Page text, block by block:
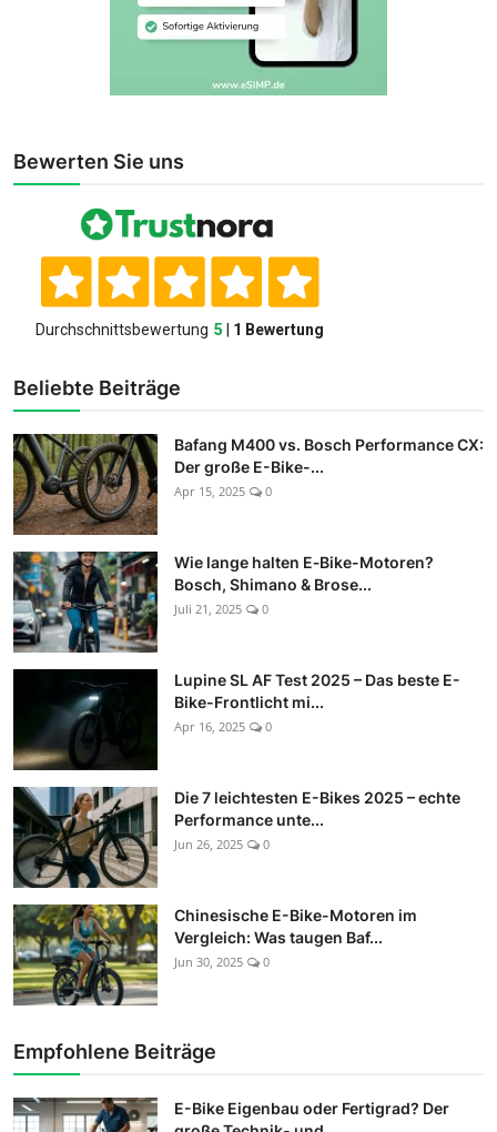
Bewerten Sie uns
Beliebte Beiträge
Bafang M400 vs. Bosch Performance CX:
Der große E-Bike-...
Apr 15, 2025 0
Wie lange halten E‑Bike-Motoren?
Bosch, Shimano & Brose...
Juli 21, 2025 0
Lupine SL AF Test 2025 – Das beste E-
Bike-Frontlicht mi...
Apr 16, 2025 0
Die 7 leichtesten E-Bikes 2025 – echte
Performance unte...
Jun 26, 2025 0
Chinesische E-Bike-Motoren im
Vergleich: Was taugen Baf...
Jun 30, 2025 0
Empfohlene Beiträge
E-Bike Eigenbau oder Fertigrad? Der